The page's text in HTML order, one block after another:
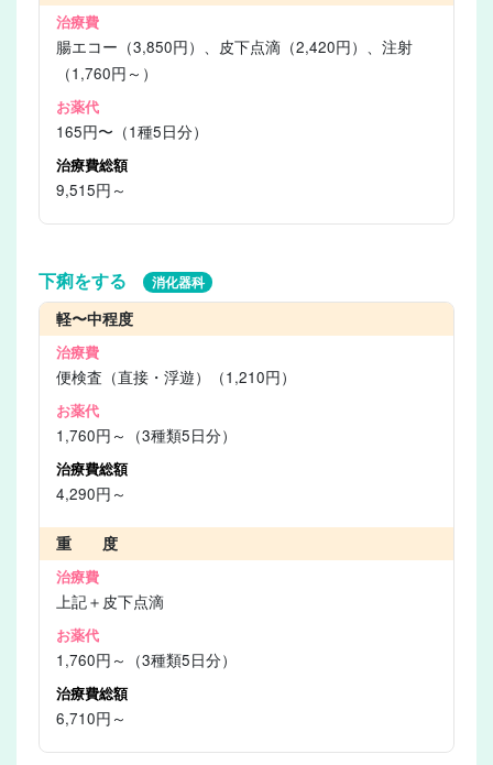
腸エコー（3,850円）、皮下点滴（2,420円）、注射
（1,760円～）
165円〜（1種5日分）
9,515円～
下痢をする 消化器科
軽〜中程度
便検査（直接・浮遊）（1,210円）
1,760円～（3種類5日分）
4,290円～
重 度
上記＋皮下点滴
1,760円～（3種類5日分）
6,710円～